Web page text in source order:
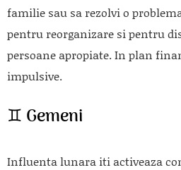
familie sau sa rezolvi o
pentru reorganizare si pentru
persoane apropiate. In plan
impulsive.
♊ Gemeni
Influenta lunara iti activeaza